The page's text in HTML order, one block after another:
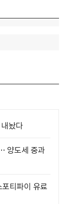
놨다
양도세 중과
티파이 유료